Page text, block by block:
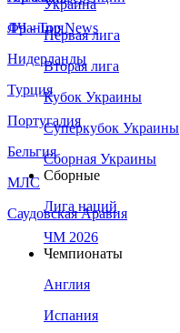
Франция
Нидерланды
Турция
Португалия
Бельгия
МЛС
Саудовская Аравия
ЛЧ - Top News
Украина
Первая лига
Вторая лига
Кубок Украины
Суперкубок Украины
Сборная Украины
Сборные
Лига наций
ЧМ 2026
Чемпионаты
Англия
Испания